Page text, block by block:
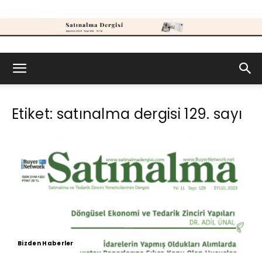
Dergisi
Etiket: satınalma dergisi 129. sayı
Bizden Haberler